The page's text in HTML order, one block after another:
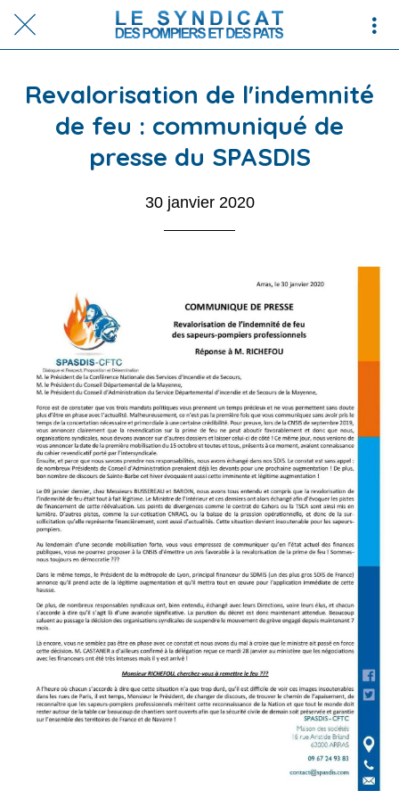
Revalorisation de l'indemnité
de feu : communiqué de
presse du SPASDIS
30 janvier 2020